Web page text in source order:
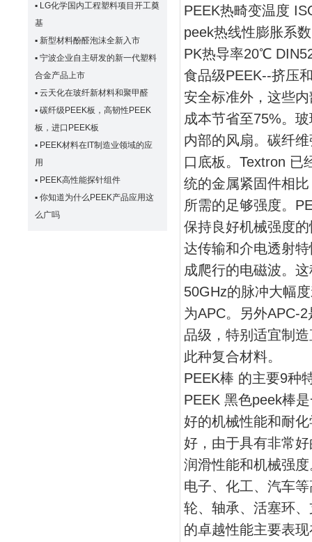
▪ LG化学国内工程塑料项目开工奠
基
▪ 新型材料酚醛泡沫全新入市
▪ 宁波企业自主研发的新一代塑料
合金产品上市
▪ 云天化在玻纤新材料和聚甲醛
▪ 碳纤级PEEK板，高韧性PEEK
板，进口PEEK板
▪ PEEK材料在IT制造业领域的应
用
▪ PEEK高性能探针组件
▪ 你知道为什么PEEK产品应用这
么广吗
PEEK热畸变温度
peek热线性膨胀系
PK热导率20℃
食品级PEEK--挤压
安全标准外，这些
成本节省至75%。
内部的风扇。碳纤
口底板。Textron 已
统的金属紧固件相
所需的足够强度。
保持良好机械强度
达传输和介电透射
成爬行的电磁波。
50GHz的脉冲大幅
为APC。另外APC-
品级，特别适宜制
此种复合材料。
PEEK棒 的主要9种
PEEK 黑色peek棒
好的机械性能和耐
好，由于具有非常
润滑性能和机械强
电子、化工、汽车
轮、轴承、活塞环
的卓越性能主要表